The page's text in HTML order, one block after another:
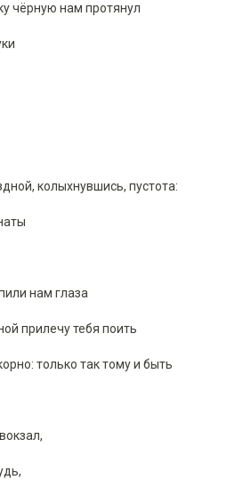
чёрную нам протянул
колыхнувшись, пустота:
нам глаза
прилечу тебя поить
только так тому и быть